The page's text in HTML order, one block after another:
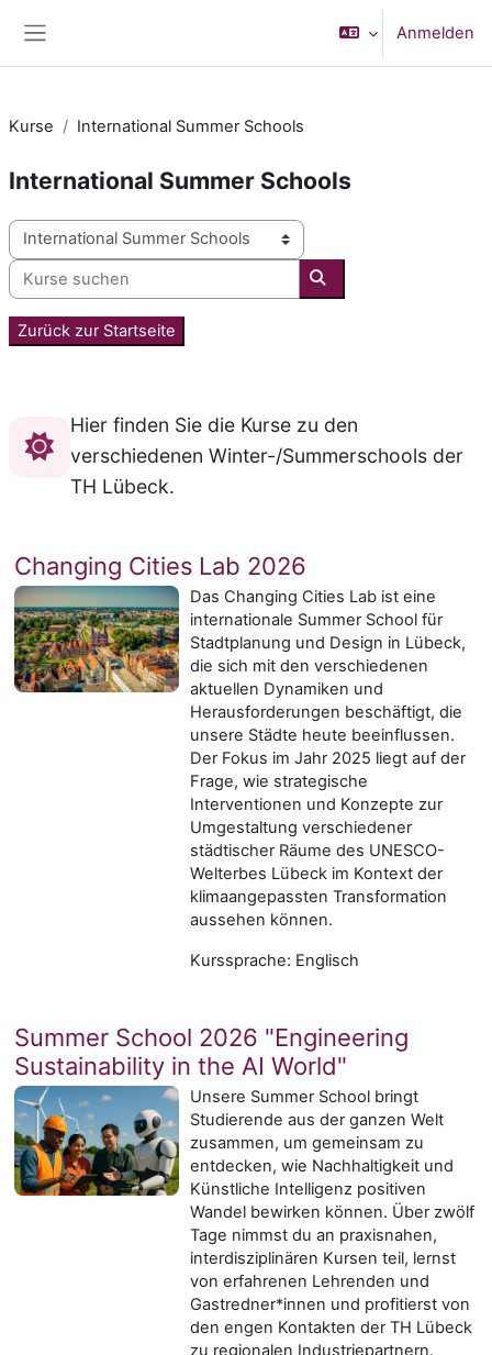
Anmelden
Kurse International Summer Schools
International Summer Schools
Kursbereiche
Kurse suchen
Kurse suchen
Zurück zur Startseite
Hier finden Sie die Kurse zu den
verschiedenen Winter-/Summerschools der
TH Lübeck.
Changing Cities Lab 2026
Das Changing Cities Lab ist eine
internationale Summer School für
Stadtplanung und Design in Lübeck,
die sich mit den verschiedenen
aktuellen Dynamiken und
Herausforderungen beschäftigt, die
unsere Städte heute beeinflussen.
Der Fokus im Jahr 2025 liegt auf der
Frage, wie strategische
Interventionen und Konzepte zur
Umgestaltung verschiedener
städtischer Räume des UNESCO-
Welterbes Lübeck im Kontext der
klimaangepassten Transformation
aussehen können.
Kurssprache: Englisch
Summer School 2026 "Engineering
Sustainability in the AI World"
Unsere Summer School bringt
Studierende aus der ganzen Welt
zusammen, um gemeinsam zu
entdecken, wie Nachhaltigkeit und
Künstliche Intelligenz positiven
Wandel bewirken können. Über zwölf
Tage nimmst du an praxisnahen,
interdisziplinären Kursen teil, lernst
von erfahrenen Lehrenden und
Gastredner*innen und profitierst von
den engen Kontakten der TH Lübeck
zu regionalen Industriepartnern.